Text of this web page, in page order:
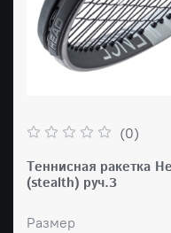
(0)
Tеннисная ракетка
(stealth) руч.3
Размер